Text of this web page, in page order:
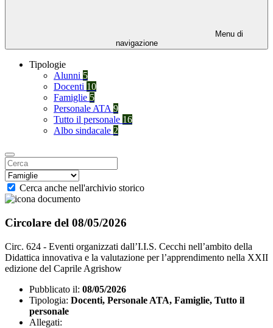
Menu di
navigazione
Tipologie
Alunni 5
Docenti 10
Famiglie 5
Personale ATA 9
Tutto il personale 16
Albo sindacale 2
Cerca anche nell'archivio storico
Circolare del 08/05/2026
Circ. 624 - Eventi organizzati dall’I.I.S. Cecchi nell’ambito della
Didattica innovativa e la valutazione per l’apprendimento nella XXII
edizione del Caprile Agrishow
Pubblicato il: 08/05/2026
Tipologia: Docenti, Personale ATA, Famiglie, Tutto il
personale
Allegati: